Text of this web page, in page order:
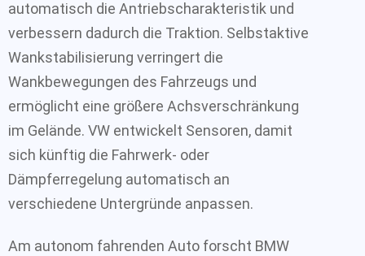
automatisch die Antriebscharakteristik und
verbessern dadurch die Traktion. Selbstaktive
Wankstabilisierung verringert die
Wankbewegungen des Fahrzeugs und
ermöglicht eine größere Achsverschränkung
im Gelände. VW entwickelt Sensoren, damit
sich künftig die Fahrwerk- oder
Dämpferregelung automatisch an
verschiedene Untergründe anpassen.
Am autonom fahrenden Auto forscht BMW